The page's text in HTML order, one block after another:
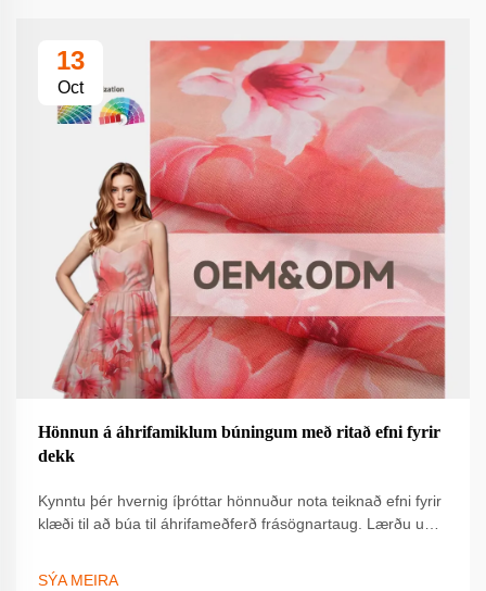
13
Oct
Hönnun á áhrifamiklum búningum með ritað efni fyrir
dekk
Kynntu þér hvernig íþróttar hönnuður nota teiknað efni fyrir
klæði til að búa til áhrifameðferð frásögnartaug. Lærðu um
sem sameina hefð með nýjungum. Kynntu þér framtíð
SÝA MEIRA